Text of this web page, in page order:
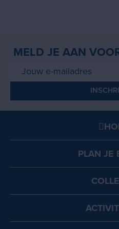
MELD JE AAN
PLAN JE